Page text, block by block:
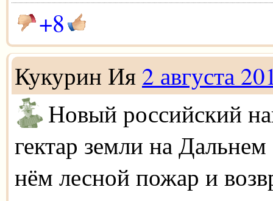
+8
Кукурин Ия 2 августа
Новый российский
гектар земли на
нём лесной пожар и